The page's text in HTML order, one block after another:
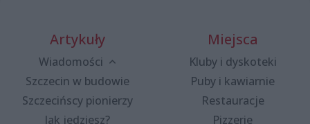
Artykuły
Wiadomości
Szczecin w budowie
Szczecińscy pionierzy
Jak jedziesz?
Miejsca
Kluby i dyskoteki
Puby i kawiarnie
Restauracje
Pizzerie